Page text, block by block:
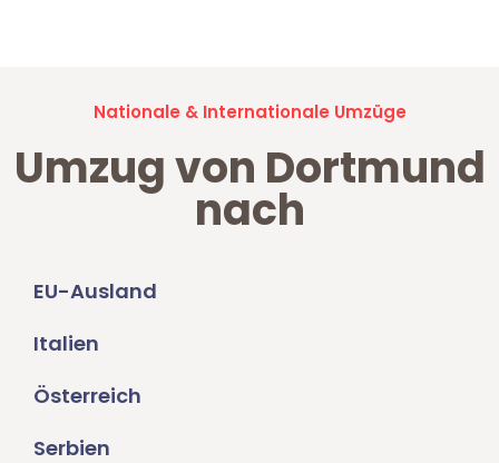
Nationale & Internationale Umzüge
Umzug von Dortmund
nach
EU-Ausland
Italien
Österreich
Serbien